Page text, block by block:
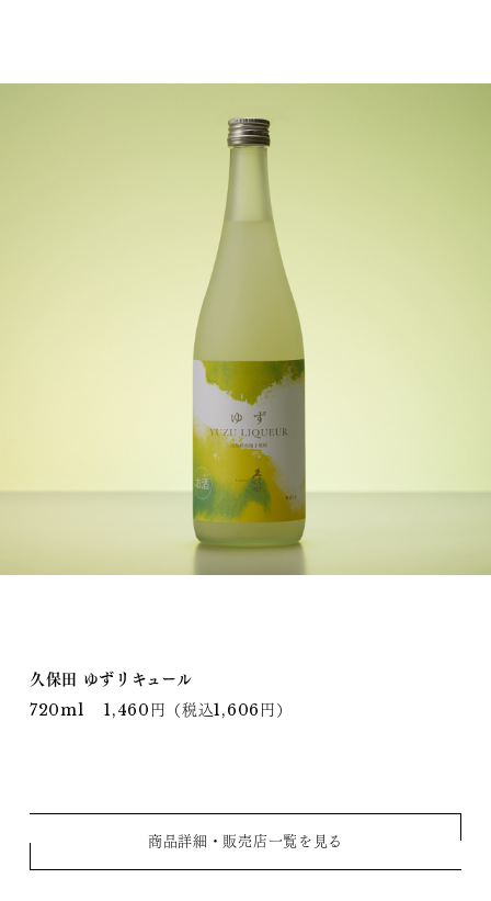
久保田 ゆずリキュール
720ml 1,460円（税込1,606円）
商品詳細・販売店一覧を見る